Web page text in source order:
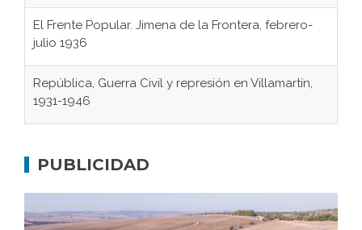
El Frente Popular. Jimena de la Frontera, febrero-
julio 1936
República, Guerra Civil y represión en Villamartín,
1931-1946
concentración nazis
Bornos
PUBLICIDAD